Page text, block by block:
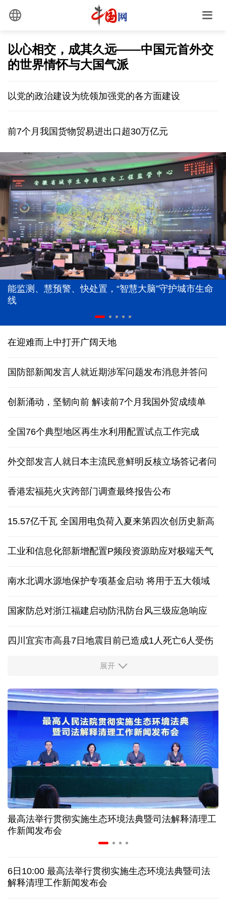
以心相交，成其久远——中国元首外交
的世界情怀与大国气派
以党的政治建设为统领加强党的各方面建设
前7个月我国货物贸易进出口超30万亿元
能监测、慧预警、快处置，“智慧大脑”守护城市生命
线
在迎难而上中打开广阔天地
国防部新闻发言人就近期涉军问题发布消息并答问
创新涌动，坚韧向前 解读前7个月我国外贸成绩单
全国76个典型地区再生水利用配置试点工作完成
外交部发言人就日本主流民意鲜明反核立场答记者问
香港宏福苑火灾跨部门调查最终报告公布
15.57亿千瓦 全国用电负荷入夏来第四次创历史新高
工业和信息化部新增配置P频段资源助应对极端天气
南水北调水源地保护专项基金启动 将用于五大领域
国家防总对浙江福建启动防汛防台风三级应急响应
四川宜宾市高县7日地震目前已造成1人死亡6人受伤
四个关键词解读中国经济韧性
球票撬动全城消费 赛事经济如何将"流量"变"增量"
第五届数贸会将首设Token专区 探索算力贸易新路径
北京：非京籍家庭购房社保个税缴纳年限下调为一年
近346亿元 广东电网交出上半年投资建设亮眼答卷
31省份上半年外贸成绩单出炉 见证产业提质跃迁
俄黑客称获取北约直接参与袭击俄领土的书面证据
展开
最高法举行贯彻实施生态环境法典暨司法解释清理工
作新闻发布会
6日10:00 最高法举行贯彻实施生态环境法典暨司法
解释清理工作新闻发布会